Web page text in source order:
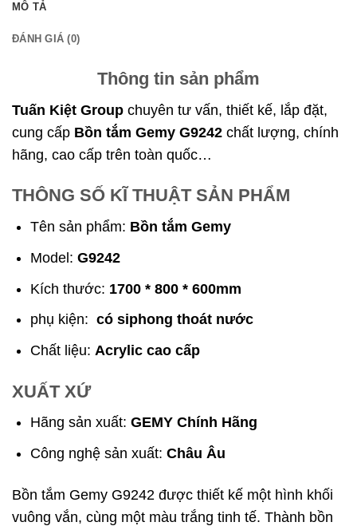
MÔ TẢ
ĐÁNH GIÁ (0)
Thông tin sản phẩm
Tuấn Kiệt Group chuyên tư vấn, thiết kế, lắp đặt,
cung cấp Bồn tắm Gemy G9242 chất lượng, chính
hãng, cao cấp trên toàn quốc…
THÔNG SỐ KĨ THUẬT SẢN PHẨM
Tên sản phẩm: Bồn tắm Gemy
Model:G9242
Kích thước: 1700 * 800 * 600mm
phụ kiện:có siphong thoát nước
Chất liệu:Acrylic cao cấp
XUẤT XỨ
Hãng sản xuất:GEMY Chính Hãng
Công nghệ sản xuất:Châu Âu
Bồn tắm Gemy G9242 được thiết kế một hình khối
vuông vắn, cùng một màu trắng tinh tế. Thành bồn